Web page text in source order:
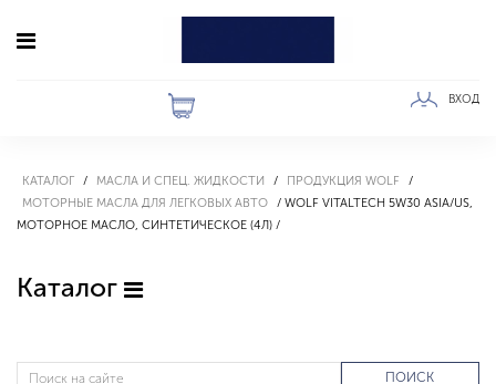
ВХОД
КАТАЛОГ МАСЛА И СПЕЦ. ЖИДКОСТИ
ПРОДУКЦИЯ WOLF
МОТОРНЫЕ МАСЛА ДЛЯ ЛЕГКОВЫХ АВТО
WOLF VITALTECH 5W30 ASIA/US,
МОТОРНОЕ МАСЛО, СИНТЕТИЧЕСКОЕ (4Л)
Каталог
ПОИСК